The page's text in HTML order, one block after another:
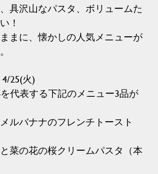
具沢山なパスタ、ボリュームた
！
まに、懐かしの人気メニューが
25(火)
代表する下記のメニュー3品が
ルバナナのフレンチトースト
と菜の花の桜クリームパスタ（本